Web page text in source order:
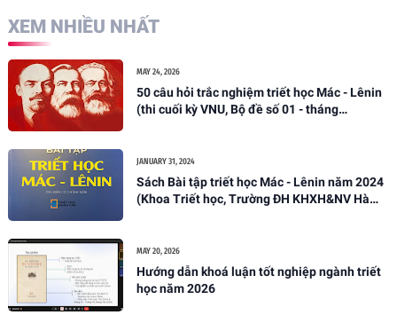
XEM NHIỀU NHẤT
MAY 24, 2026
50 câu hỏi trắc nghiệm triết học Mác - Lênin
(thi cuối kỳ VNU, Bộ đề số 01 - tháng
JANUARY 31, 2024
Sách Bài tập triết học Mác - Lênin năm 2024
(Khoa Triết học, Trường ĐH KHXH&NV Hà
MAY 20, 2026
Hướng dẫn khoá luận tốt nghiệp ngành triết
học năm 2026